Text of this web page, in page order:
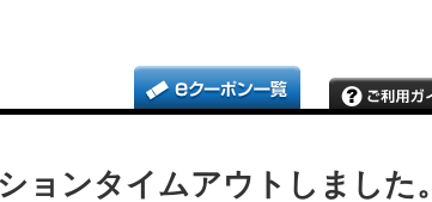
ョンタイムアウトしました。